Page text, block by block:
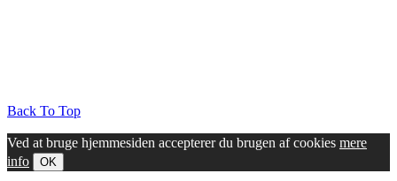
Back To Top
Ved at bruge hjemmesiden accepterer du brugen af cookies mere
info
OK